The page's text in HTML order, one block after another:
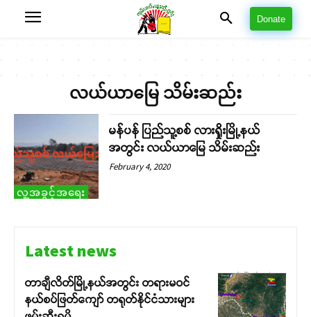
Donate
လယ်ယာမြေ သိမ်းဆည်း
လူ့အခွင့်အရေး
မန်ပန် ပြည်သူ့စစ် လားရှိုးမြို့နယ်
အတွင်း လယ်ယာမြေ သိမ်းဆည်း
February 4, 2020
Latest news
တာချီလိတ်မြို့နယ်အတွင်း တရားမဝင်
နယ်စပ်ဖြတ်ကျော် တရုတ်နိုင်ငံသားများ